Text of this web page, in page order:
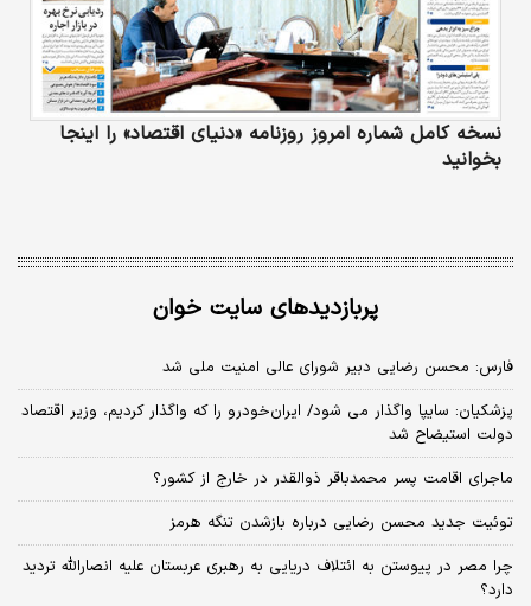
نسخه کامل شماره امروز روزنامه «دنیای‌ اقتصاد» را اینجا
بخوانید
پربازدیدهای سایت خوان
فارس: محسن رضایی دبیر شورای عالی امنیت ملی شد
پزشکیان: سایپا واگذار می شود/ ایران‌خودرو را که واگذار کردیم، وزیر اقتصاد
دولت استیضاح شد
ماجرای اقامت پسر محمدباقر ذوالقدر در خارج از کشور؟
توئیت جدید محسن رضایی درباره بازشدن تنگه هرمز
چرا مصر در پیوستن به ائتلاف دریایی به رهبری عربستان علیه انصارالله تردید
دارد؟